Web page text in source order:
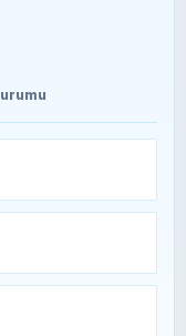
(10-24